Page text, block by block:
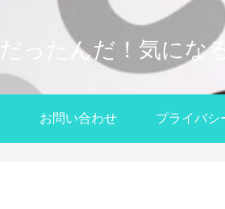
ったんだ！気にな
お問い合わせ プライバシ